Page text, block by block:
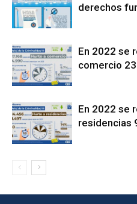
derechos
En 2022 se
comercio
En 2022 se
residencias